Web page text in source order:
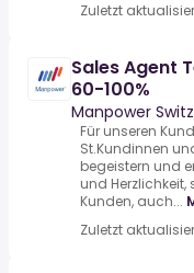
Zuletzt
Sales Agent
60-100%
Manpower
Für unseren
St.Kundinnen
begeistern und
und
Kunden, auch...
Zuletzt